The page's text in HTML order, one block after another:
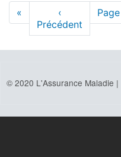
Pagination
Première
page
«
Page
précédente
‹
Précédent
Page
© 2020 L'Assurance Maladie |